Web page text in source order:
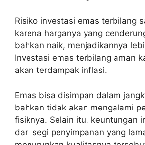
Risiko investasi emas terbilang
karena harganya yang
bahkan naik, menjadikannya
Investasi emas terbilang aman
akan terdampak inflasi.
Emas bisa disimpan dalam
bahkan tidak akan mengalami
fisiknya. Selain itu, keuntungan
dari segi penyimpanan yang